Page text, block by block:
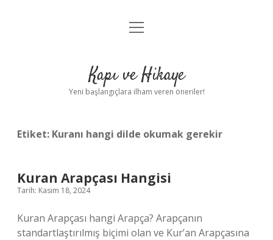
Anasayfa
Yasal Uyarı
menüyü
Kapı ve Hikaye
Yeni başlangıçlara ilham veren öneriler!
Etiket: Kuranı hangi dilde okumak gerekir
Kuran Arapçası Hangisi
Tarih: Kasım 18, 2024
Kuran Arapçası hangi Arapça? Arapçanın
standartlaştırılmış biçimi olan ve Kur’an Arapçasına